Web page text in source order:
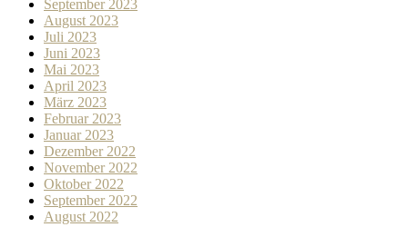
September 2023
August 2023
Juli 2023
Juni 2023
Mai 2023
April 2023
März 2023
Februar 2023
Januar 2023
Dezember 2022
November 2022
Oktober 2022
September 2022
August 2022